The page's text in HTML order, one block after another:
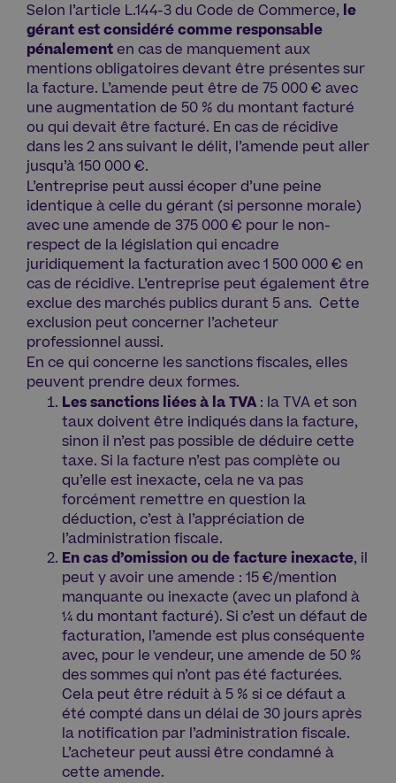
Selon l’article L.144-3 du Code de Commerce, le
gérant est considéré comme responsable
pénalementen cas de manquement aux
mentions obligatoires devant être présentes sur
la facture. L’amende peut être de 75 000 € avec
une augmentation de 50 % du montant facturé
ou qui devait être facturé. En cas de récidive
dans les 2 ans suivant le délit, l’amende peut aller
jusqu’à 150 000 €.
L’entreprise peut aussi écoper d’une peine
identique à celle du gérant (si personne morale)
avec une amende de 375 000 € pour le non-
respect de la législation qui encadre
juridiquement la facturation avec 1 500 000 € en
cas de récidive. L’entreprise peut également être
exclue des marchés publics durant 5 ans. Cette
exclusion peut concerner l’acheteur
professionnel aussi.
En ce qui concerne les sanctions fiscales, elles
peuvent prendre deux formes.
Les sanctions liées à la TVA: la TVA et son
taux doivent être indiqués dans la facture,
sinon il n’est pas possible de déduire cette
taxe. Si la facture n’est pas complète ou
qu’elle est inexacte, cela ne va pas
forcément remettre en question la
déduction, c’est à l’appréciation de
l’administration fiscale.
En cas d’omission ou de facture inexacte, il
peut y avoir une amende : 15 €/mention
manquante ou inexacte (avec un plafond à
¼ du montant facturé). Si c’est un défaut de
facturation, l’amende est plus conséquente
avec, pour le vendeur, une amende de 50 %
des sommes qui n’ont pas été facturées.
Cela peut être réduit à 5 % si ce défaut a
été compté dans un délai de 30 jours après
la notification par l’administration fiscale.
L’acheteur peut aussi être condamné à
cette amende.